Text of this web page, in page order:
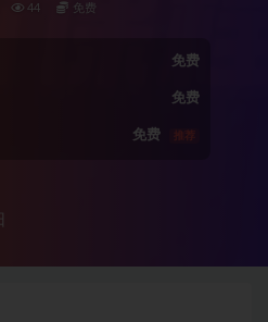
44 免费
免费
免费
免费 推荐